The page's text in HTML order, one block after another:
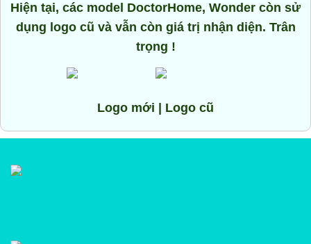
Hiện tại, các model DoctorHome, Wonder còn sử
dụng logo cũ và vẫn còn giá trị nhận diện. Trân
trọng !
Logo mới | Logo cũ